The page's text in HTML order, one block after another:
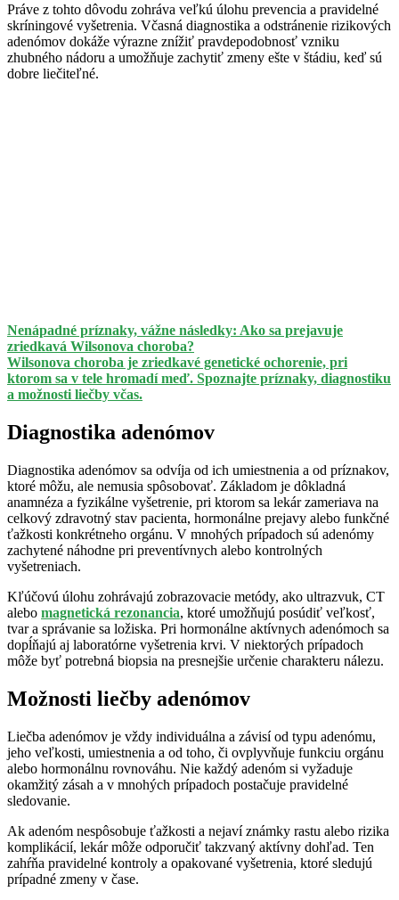
Práve z tohto dôvodu zohráva veľkú úlohu prevencia a pravidelné
skríningové vyšetrenia. Včasná diagnostika a odstránenie rizikových
adenómov dokáže výrazne znížiť pravdepodobnosť vzniku
zhubného nádoru a umožňuje zachytiť zmeny ešte v štádiu, keď sú
dobre liečiteľné.
Nenápadné príznaky, vážne následky: Ako sa prejavuje
zriedkavá Wilsonova choroba?
Wilsonova choroba je zriedkavé genetické ochorenie, pri
ktorom sa v tele hromadí meď. Spoznajte príznaky, diagnostiku
a možnosti liečby včas.
Diagnostika adenómov
Diagnostika adenómov sa odvíja od ich umiestnenia a od príznakov,
ktoré môžu, ale nemusia spôsobovať. Základom je dôkladná
anamnéza a fyzikálne vyšetrenie, pri ktorom sa lekár zameriava na
celkový zdravotný stav pacienta, hormonálne prejavy alebo funkčné
ťažkosti konkrétneho orgánu. V mnohých prípadoch sú adenómy
zachytené náhodne pri preventívnych alebo kontrolných
vyšetreniach.
Kľúčovú úlohu zohrávajú zobrazovacie metódy, ako ultrazvuk, CT
alebo magnetická rezonancia, ktoré umožňujú posúdiť veľkosť,
tvar a správanie sa ložiska. Pri hormonálne aktívnych adenómoch sa
dopĺňajú aj laboratórne vyšetrenia krvi. V niektorých prípadoch
môže byť potrebná biopsia na presnejšie určenie charakteru nálezu.
Možnosti liečby adenómov
Liečba adenómov je vždy individuálna a závisí od typu adenómu,
jeho veľkosti, umiestnenia a od toho, či ovplyvňuje funkciu orgánu
alebo hormonálnu rovnováhu. Nie každý adenóm si vyžaduje
okamžitý zásah a v mnohých prípadoch postačuje pravidelné
sledovanie.
Ak adenóm nespôsobuje ťažkosti a nejaví známky rastu alebo rizika
komplikácií, lekár môže odporučiť takzvaný aktívny dohľad. Ten
zahŕňa pravidelné kontroly a opakované vyšetrenia, ktoré sledujú
prípadné zmeny v čase.